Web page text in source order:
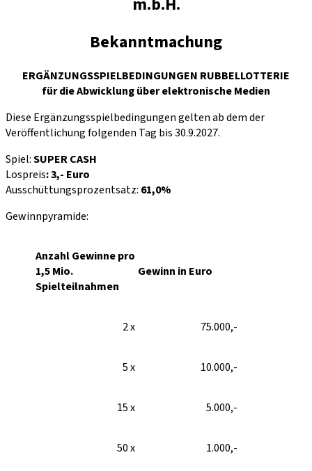
Bekanntmachung
ERGÄNZUNGSSPIELBEDINGUNGEN RUBBELLOTTERIE
für die Abwicklung über elektronische Medien
Diese Ergänzungsspielbedingungen gelten ab dem der
Veröffentlichung folgenden Tag bis 30.9.2027.
Spiel:SUPER CASH
Lospreis: 3,- Euro
Ausschüttungsprozentsatz: 61,0%
Gewinnpyramide:
Anzahl Gewinne pro
1,5 Mio.
Spielteilnahmen
Gewinn in Euro
2 x 75.000,-
5 x 10.000,-
15 x 5.000,-
50 x 1.000,-